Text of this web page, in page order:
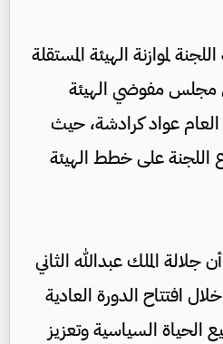
لموازنة الهيئة المستقلة
مجلس مفوضي الهيئة
العام عواد كرادشة، حيث
اللجنة على خطط الهيئة
جلالة الملك عبدالله الثاني
افتتاح الدورة العادية
الحياة السياسية وتعزيز